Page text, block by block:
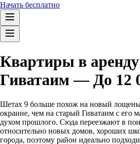
Начать бесплатно
Квартиры в
Гиватаим — До 12
Шетах 9 больше похож на новый
окраине, чем на старый Гиватаим с его
духом прошлого. Сюда переезжают в
относительно новых домов, хороших
города, поэтому район идеально